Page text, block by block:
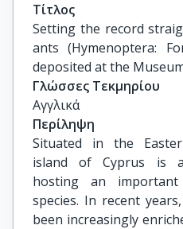
Τίτλος
Setting the record
ants (Hymenoptera:
deposited at the
Γλώσσες Τεκμηρίου
Αγγλικά
Περίληψη
Situated in the
island of Cyprus is
hosting an
species. In recent
been increasingly